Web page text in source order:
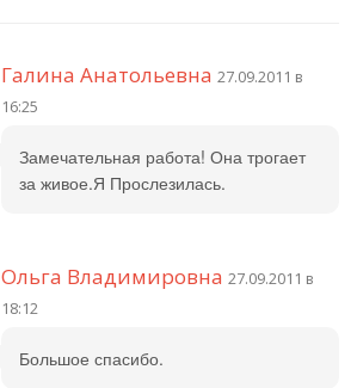
Галина Анатольевна 27.09.2011 в
16:25
Замечательная работа! Она трогает
за живое.Я Прослезилась.
Ольга Владимировна 27.09.2011 в
18:12
Большое спасибо.